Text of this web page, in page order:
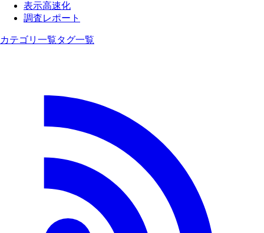
表示高速化
調査レポート
カテゴリ一覧タグ一覧